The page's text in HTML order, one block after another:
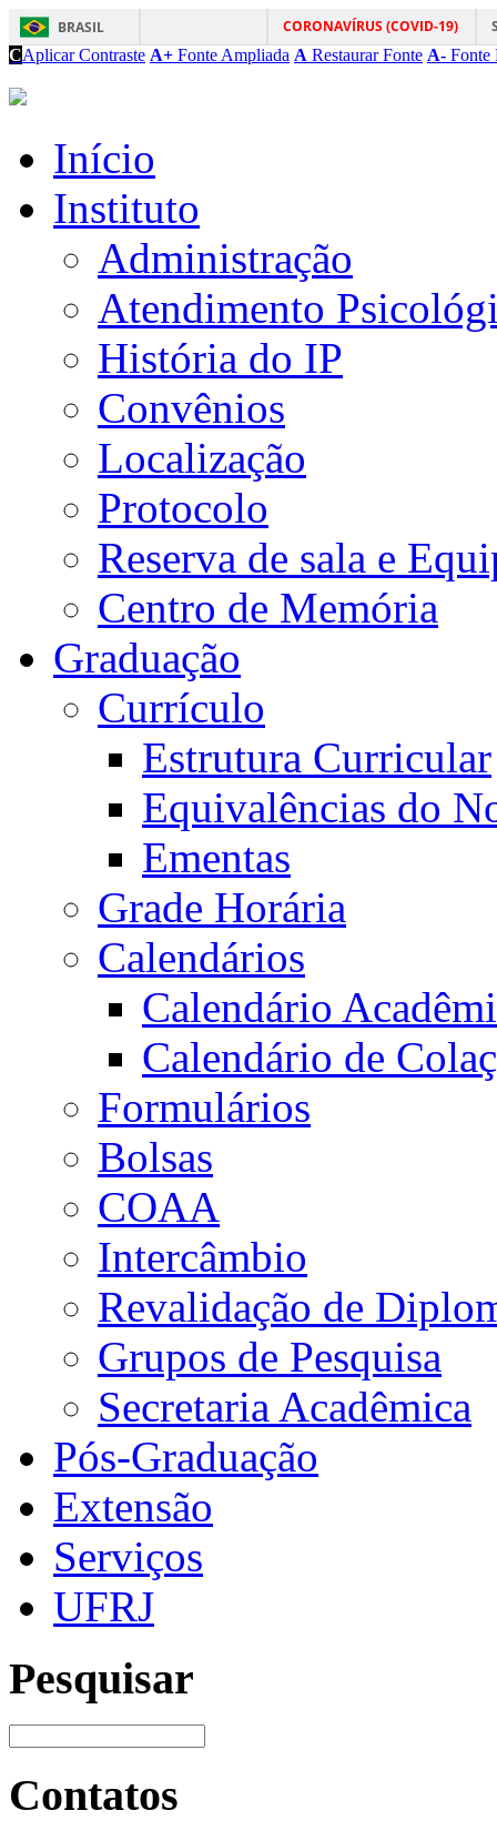
BRASIL CORONAVÍRUS (COVID-19)
CAplicar Contraste A+ Fonte Ampliada A Restaurar Fonte A- Fonte
Início
Instituto
Administração
Atendimento
História do IP
Convênios
Localização
Protocolo
Reserva de sala e
Centro de Memória
Graduação
Currículo
Estrutura Curricular
Equivalências do
Ementas
Grade Horária
Calendários
Calendário
Calendário de
Formulários
Bolsas
COAA
Intercâmbio
Revalidação de
Grupos de Pesquisa
Secretaria Acadêmica
Pós-Graduação
Extensão
Serviços
UFRJ
Pesquisar
Contatos